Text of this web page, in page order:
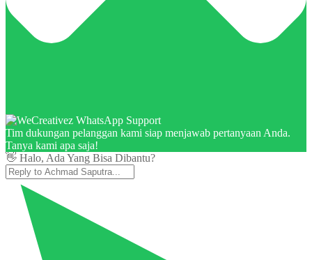
Tim dukungan pelanggan kami siap menjawab pertanyaan Anda.
Tanya kami apa saja!
👋 Halo, Ada Yang Bisa Dibantu?